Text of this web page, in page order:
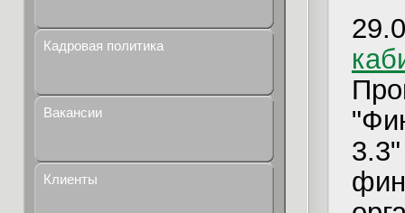
Кадровая политика
Вакансии
Клиенты